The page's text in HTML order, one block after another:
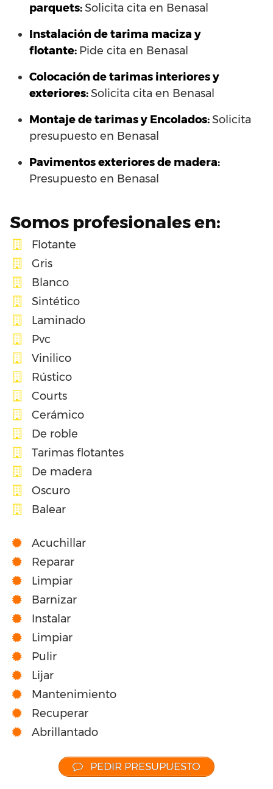
parquets:Solicita cita en Benasal
Instalación de tarima maciza y
flotante: Pide cita en Benasal
Colocación de tarimas interiores y
exteriores:Solicita cita en Benasal
Montaje de tarimas y Encolados:Solicita
presupuesto en Benasal
Pavimentos exteriores de madera:
Presupuesto en Benasal
Somos profesionales en:
Flotante
Gris
Blanco
Sintético
Laminado
Pvc
Vinilico
Rústico
Courts
Cerámico
De roble
Tarimas flotantes
De madera
Oscuro
Balear
Acuchillar
Reparar
Limpiar
Barnizar
Instalar
Limpiar
Pulir
Lijar
Mantenimiento
Recuperar
Abrillantado
PEDIR PRESUPUESTO